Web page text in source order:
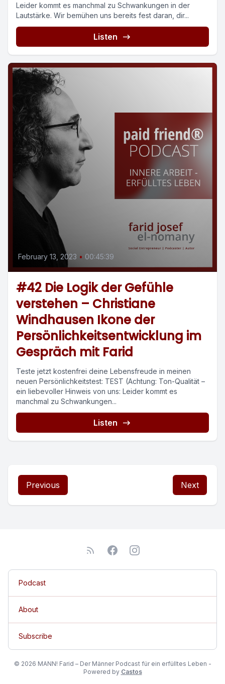
Leider kommt es manchmal zu Schwankungen in der
Lautstärke. Wir bemühen uns bereits fest daran, dir...
Listen
February 13, 2023 • 00:45:39
#42 Die Logik der Gefühle
verstehen – Christiane
Windhausen Ikone der
Persönlichkeitsentwicklung im
Gespräch mit Farid
Teste jetzt kostenfrei deine Lebensfreude in meinen
neuen Persönlichkeitstest: TEST (Achtung: Ton-Qualität –
ein liebevoller Hinweis von uns: Leider kommt es
manchmal zu Schwankungen...
Listen
Previous Next
Podcast
About
Subscribe
© 2026 MANN! Farid – Der Männer Podcast für ein erfülltes Leben -
Powered by Castos